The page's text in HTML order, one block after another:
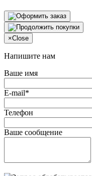
×Close
Напишите нам
Ваше имя
E-mail*
Телефон
Ваше сообщение